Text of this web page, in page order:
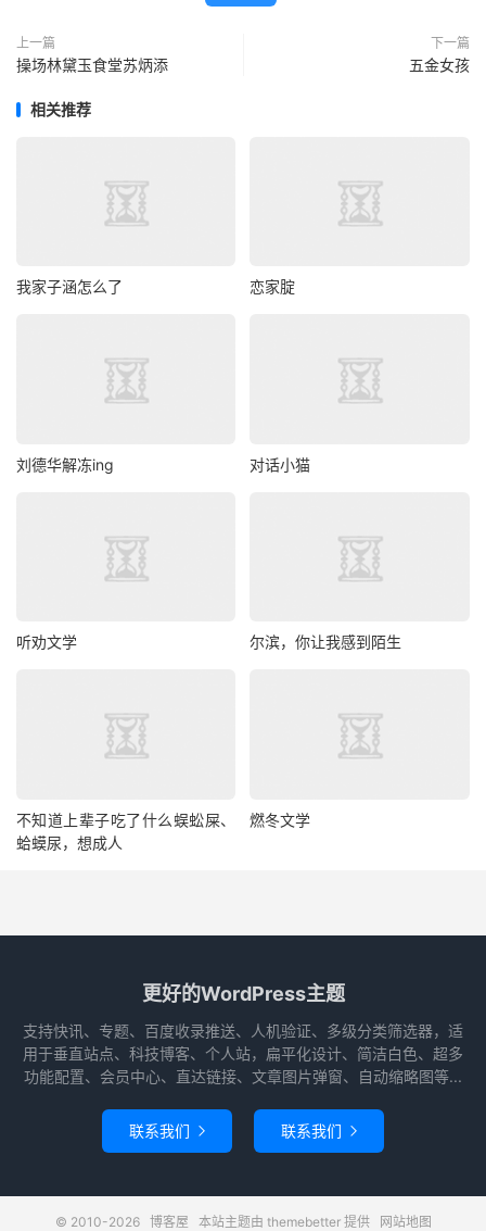
上一篇
操场林黛玉食堂苏炳添
下一篇
五金女孩
相关推荐
我家子涵怎么了 恋家腚
刘德华解冻ing 对话小猫
听劝文学 尔滨，你让我感到陌生
不知道上辈子吃了什么蜈蚣屎、
蛤蟆尿，想成人
燃冬文学
更好的WordPress主题
支持快讯、专题、百度收录推送、人机验证、多级分类筛选器，适
用于垂直站点、科技博客、个人站，扁平化设计、简洁白色、超多
功能配置、会员中心、直达链接、文章图片弹窗、自动缩略图等...
联系我们  联系我们 
© 2010-2026 博客屋 本站主题由 themebetter提供 网站地图